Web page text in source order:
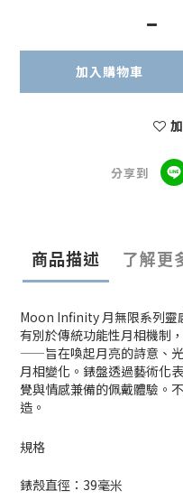
加入購物車
分享到
商品描述 了解更
Moon Infinity 月無限系列靈
有別於傳統功能性月相機制
——旨在喚起月亮的詩意、
月相變化。錶盤透過藝術化
覺與情感兼備的佩戴體驗。
造。
規格
錶殼直徑：39毫米